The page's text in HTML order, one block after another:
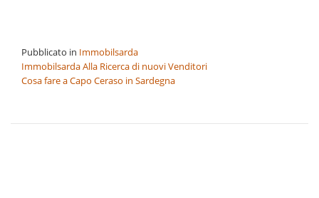
Pubblicato in Immobilsarda
Navigazione
Immobilsarda Alla Ricerca di nuovi Venditori
Cosa fare a Capo Ceraso in Sardegna